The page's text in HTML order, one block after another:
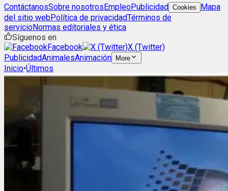
ContáctanosSobre nosotrosEmpleoPublicidad Cookies
Mapa
del sitio webPolítica de privacidadTérminos de
servicioNormas editoriales y ética
Síguenos en
Facebook
X (Twitter)
PublicidadAnimalesAnimación More
Inicio•Últimos